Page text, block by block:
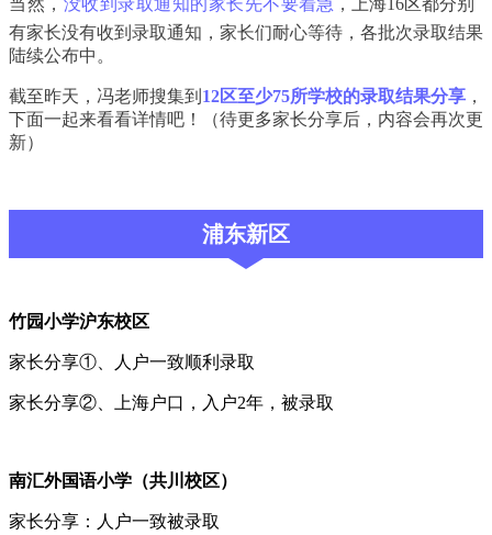
有家长没有收到录取通知，家长们耐心等待，各批次录取结果
陆续公布中。
截至昨天，冯老师搜集到 12区至少75所学校的录取结果分享 ，
下面一起来看看详情吧！（待更多家长分享后，内容会再次更
新）
浦东新区
竹园小学沪东校区
家长分享①、人户一致顺利录取
家长分享②、上海户口，入户2年，被录取
南汇外国语小学（共川校区）
家长分享：人户一致被录取